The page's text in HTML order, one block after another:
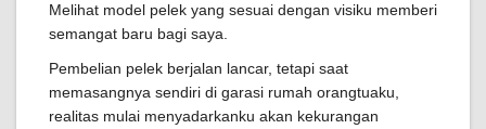
Melihat model pelek yang sesuai dengan visiku memberi
semangat baru bagi saya.
Pembelian pelek berjalan lancar, tetapi saat
memasangnya sendiri di garasi rumah orangtuaku,
realitas mulai menyadarkanku akan kekurangan